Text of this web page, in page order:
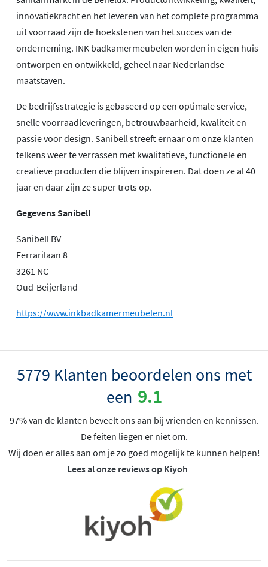
innovatiekracht en het leveren van het complete programma
uit voorraad zijn de hoekstenen van het succes van de
onderneming. INK badkamermeubelen worden in eigen huis
ontworpen en ontwikkeld, geheel naar Nederlandse
maatstaven.
De bedrijfsstrategie is gebaseerd op een optimale service,
snelle voorraadleveringen, betrouwbaarheid, kwaliteit en
passie voor design. Sanibell streeft ernaar om onze klanten
telkens weer te verrassen met kwalitatieve, functionele en
creatieve producten die blijven inspireren. Dat doen ze al 40
jaar en daar zijn ze super trots op.
Gegevens Sanibell
Sanibell BV
Ferrarilaan 8
3261 NC
Oud-Beijerland
https://www.inkbadkamermeubelen.nl
5779 Klanten beoordelen ons met
een 9.1
97% van de klanten beveelt ons aan bij vrienden en kennissen.
De feiten liegen er niet om.
Wij doen er alles aan om je zo goed mogelijk te kunnen helpen!
Lees al onze reviews op Kiyoh